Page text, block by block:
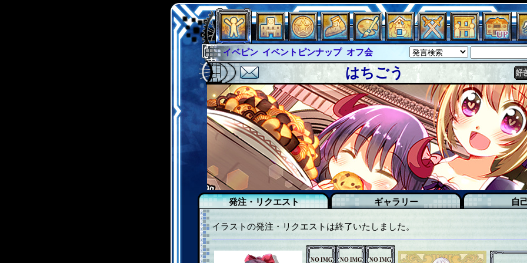
イベントピンナップ オフ会 グラシャ
グラシャ・ラボラス
グローバルジャスティス
サイキックハーツ サイキックハーツ大戦
シュラウド ソロモン ファイナル
アブソーバー イベピン
はちごう
発注・リクエスト ギャラリー 自
イラストの発注・リクエストは終了いたしました。